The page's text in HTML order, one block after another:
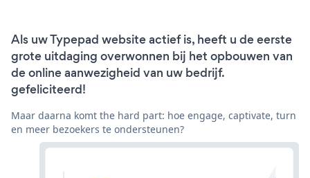
Als uw Typepad website actief is, heeft u de eerste
grote uitdaging overwonnen bij het opbouwen van
de online aanwezigheid van uw bedrijf.
gefeliciteerd!
Maar daarna komt the hard part: hoe engage, captivate, turn
en meer bezoekers te ondersteunen?